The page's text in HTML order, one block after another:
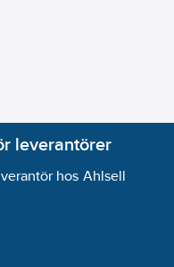
leverantörer
hos Ahlsell